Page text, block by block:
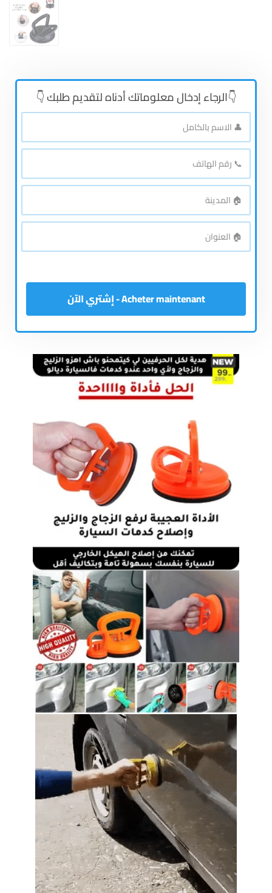
👇الرجاء إدخال معلوماتك أدناه لتقديم طلبك 👇
👤
الاسم
بالكامل*
📞
رقم
الهاتف*
🏠
المدينة*
🏠
العنوان*
Acheter maintenant - إشتري الآن